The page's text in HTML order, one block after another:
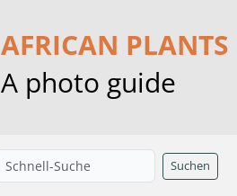
AFRICAN PLANTS
A photo guide
Suchen